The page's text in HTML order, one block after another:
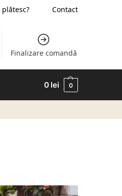
plătesc? Contact
Finalizare comandă
0 lei 0